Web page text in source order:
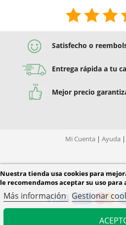
Nuestra tienda usa cookies para
le recomendamos aceptar su uso
Más información Gestionar
Satisfecho o
Entrega rápida a tu
Mejor precio
Mi Cuenta | Ayuda |
Este sitio web utiliza el